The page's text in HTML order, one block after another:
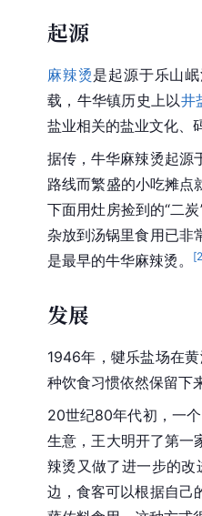
起源
麻辣烫是起源于乐山
载，牛华镇历史上以井
盐业相关的盐业文化、
据传，牛华麻辣烫起源
路线而繁盛的小吃摊点
下面用灶房捡到的“二
杂放到汤锅里食用已非
是最早的牛华麻辣烫。
[
发展
1946年，犍乐盐场在
种饮食习惯依然保留下
20世纪80年代初，一
生意，王大明开了第一
辣烫又做了进一步的
边，食客可以根据自己